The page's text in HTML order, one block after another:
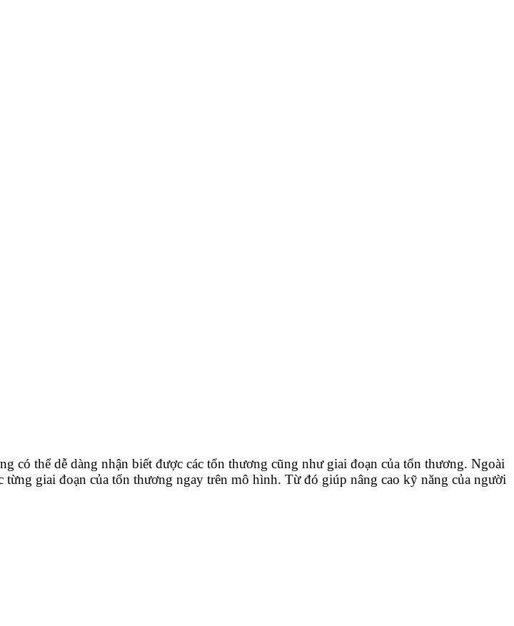
có thể dễ dàng nhận biết được các tổn thương cũng như giai đoạn của tổn thương. Ngoài
giai đoạn của tổn thương ngay trên mô hình. Từ đó giúp nâng cao kỹ năng của người